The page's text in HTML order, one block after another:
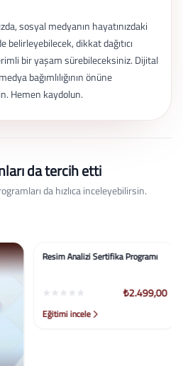
sosyal medyanın hayatınızdaki
dikkat dağıtıcı
bir yaşam sürebileceksiniz. Dijital
bağımlılığının önüne
Hemen kaydolun.
da tercih etti
da hızlıca inceleyebilirsin.
%58